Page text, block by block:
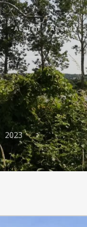
Accueil Agenda
2023